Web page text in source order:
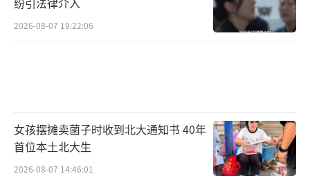
2026-08-07 19:22:06
女孩摆摊卖菌子时收到北大通知书 40年
首位本土北大生
2026-08-07 14:46:01